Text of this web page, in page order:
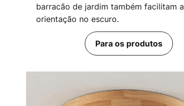
barracão de jardim também facilitam a
orientação no escuro.
Para os produtos